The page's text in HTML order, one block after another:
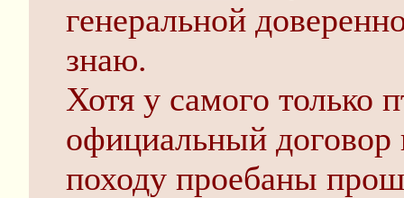
генеральной
знаю.
Хотя у самого только
официальный
походу проебаны